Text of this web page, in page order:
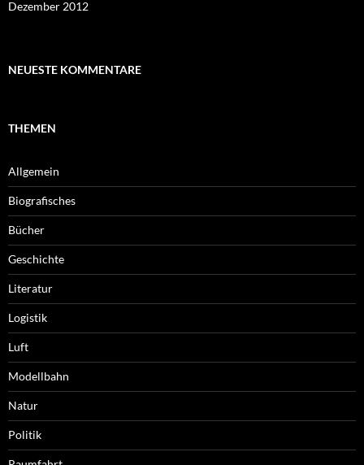
Dezember 2012
NEUESTE KOMMENTARE
THEMEN
Allgemein
Biografisches
Bücher
Geschichte
Literatur
Logistik
Luft
Modellbahn
Natur
Politik